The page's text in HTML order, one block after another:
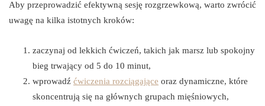
Aby przeprowadzić efektywną sesję rozgrzewkową, warto zwrócić
uwagę na kilka istotnych kroków:
zaczynaj od lekkich ćwiczeń, takich jak marsz lub spokojny
bieg trwający od 5 do 10 minut,
wprowadź ćwiczenia rozciągające oraz dynamiczne, które
skoncentrują się na głównych grupach mięśniowych,